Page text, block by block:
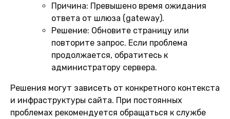
Причина: Превышено время ожидания
ответа от шлюза (gateway).
Решение: Обновите страницу или
повторите запрос. Если проблема
продолжается, обратитесь к
администратору сервера.
Решения могут зависеть от конкретного контекста
и инфраструктуры сайта. При постоянных
проблемах рекомендуется обращаться к службе